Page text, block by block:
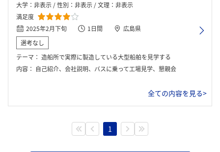
大学：非表示 / 性別：非表示 / 文理：非表示
満足度
2025年2月下旬
1日間
広島県
選考なし
テーマ： 造船所で実際に製造している大型船舶を見学する
内容： 自己紹介、会社説明、バスに乗って工場見学、懇親会
全ての内容を見る>
1